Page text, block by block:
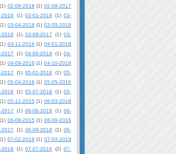
(1) 02-08-2018 (1) 02-09-2017
2018 (1) 03-01-2019 (1) 03-
(1) 03-04-2018 (1) 03-05-2018
2019 (1) 03-08-2017 (1) 03-
(1) 03-11-2016 (1) 04-01-2018
2017 (1) 04-06-2019 (1) 04-
(1) 04-09-2018 (1) 04-10-2018
2017 (1) 05-01-2018 (1) 05-
(1) 05-04-2018 (1) 05-05-2016
2018 (1) 05-07-2018 (1) 05-
(1) 05-11-2015 (1) 06-03-2018
2017 (1) 06-06-2019 (1) 06-
(1) 06-08-2015 (1) 06-09-2016
2017 (1) 06-09-2018 (1) 06-
(1) 07-02-2019 (1) 07-03-2019
2018 (1) 07-07-2016 (2) 07-